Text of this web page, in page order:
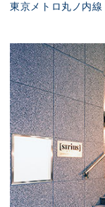
東京メトロ丸ノ内